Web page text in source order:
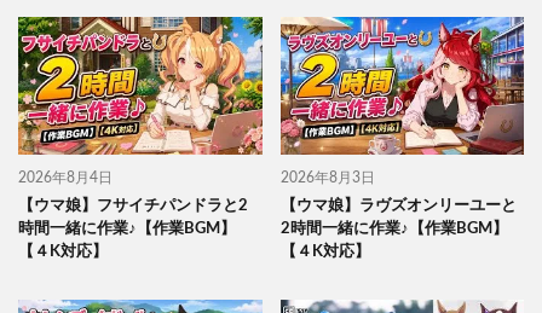
2026年8月4日
【ウマ娘】フサイチパンドラと2
時間一緒に作業♪【作業BGM】
【４K対応】
2026年8月3日
【ウマ娘】ラヴズオンリーユーと
2時間一緒に作業♪【作業BGM】
【４K対応】